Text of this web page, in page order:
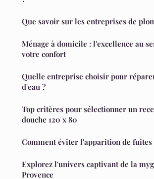
Que savoir sur les entreprises de
Ménage à domicile : l'excellence au
votre confort
Quelle entreprise choisir pour
d'eau ?
Top critères pour sélectionner un
douche 120 x 80
Comment éviter l'apparition de fuites
Explorez l'univers captivant de la
Provence